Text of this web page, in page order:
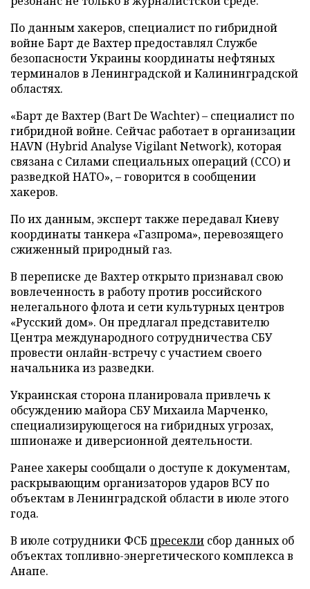
По данным хакеров, специалист по гибридной
войне Барт де Вахтер предоставлял Службе
безопасности Украины координаты нефтяных
терминалов в Ленинградской и Калининградской
областях.
«Барт де Вахтер (Bart De Wachter) – специалист по
гибридной войне. Сейчас работает в организации
HAVN (Hybrid Analyse Vigilant Network), которая
связана с Силами специальных операций (ССО) и
разведкой НАТО», – говорится в сообщении
хакеров.
По их данным, эксперт также передавал Киеву
координаты танкера «Газпрома», перевозящего
сжиженный природный газ.
В переписке де Вахтер открыто признавал свою
вовлеченность в работу против российского
нелегального флота и сети культурных центров
«Русский дом». Он предлагал представителю
Центра международного сотрудничества СБУ
провести онлайн-встречу с участием своего
начальника из разведки.
Украинская сторона планировала привлечь к
обсуждению майора СБУ Михаила Марченко,
специализирующегося на гибридных угрозах,
шпионаже и диверсионной деятельности.
Ранее хакеры сообщали о доступе к документам,
раскрывающим организаторов ударов ВСУ по
объектам в Ленинградской области в июле этого
года.
В июле сотрудники ФСБ пресекли сбор данных об
объектах топливно-энергетического комплекса в
Анапе.